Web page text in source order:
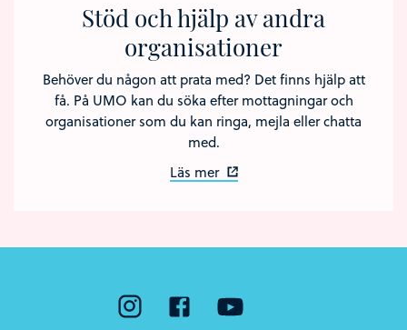
Stöd och hjälp av andra
organisationer
Behöver du någon att prata med? Det finns hjälp att
få. På UMO kan du söka efter mottagningar och
organisationer som du kan ringa, mejla eller chatta
med.
Läs mer